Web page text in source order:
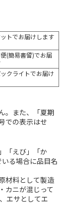
トでお届けします
(簡易書留)でお届
クライトでお届け
。また、「夏期
での表示はせ
「えび」「か
る場合に品目名
材料として製造
カニが混じって
エサとしてエ